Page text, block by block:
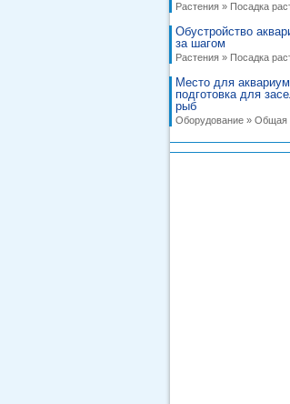
Растения » Посадка
Обустройство
за шагом
Растения » Посадка
Место для
подготовка для
рыб
Оборудование »